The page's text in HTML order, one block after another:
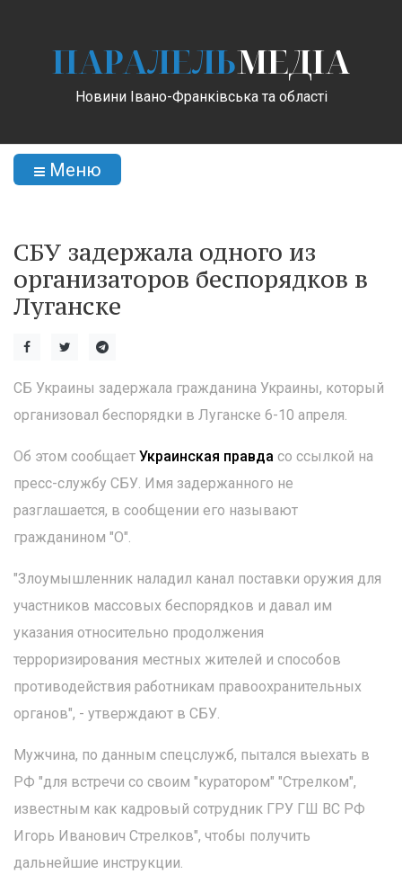
ПАРАЛЕЛЬМЕДІА
Новини Івано-Франківська та області
Меню
СБУ задержала одного из
организаторов беспорядков в
Луганске
СБ Украины задержала гражданина Украины, который
организовал беспорядки в Луганске 6-10 апреля.
Об этом сообщает Украинская правда со ссылкой на
пресс-службу СБУ. Имя задержанного не
разглашается, в сообщении его называют
гражданином "О".
"Злоумышленник наладил канал поставки оружия для
участников массовых беспорядков и давал им
указания относительно продолжения
терроризирования местных жителей и способов
противодействия работникам правоохранительных
органов", - утверждают в СБУ.
Мужчина, по данным спецслужб, пытался выехать в
РФ "для встречи со своим "куратором" "Стрелком",
известным как кадровый сотрудник ГРУ ГШ ВС РФ
Игорь Иванович Стрелков", чтобы получить
дальнейшие инструкции.